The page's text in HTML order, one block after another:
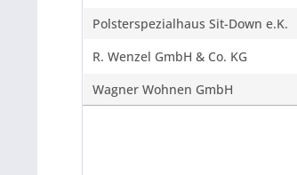
Polsterspezialhaus Sit-Down e.K.
R. Wenzel GmbH & Co. KG
Wagner Wohnen GmbH